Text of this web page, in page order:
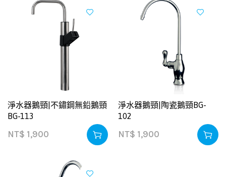
淨水器鵝頸|不鏽鋼無鉛鵝頸
BG-113
NT$ 1,900
淨水器鵝頸|陶瓷鵝頸BG-
102
NT$ 1,900